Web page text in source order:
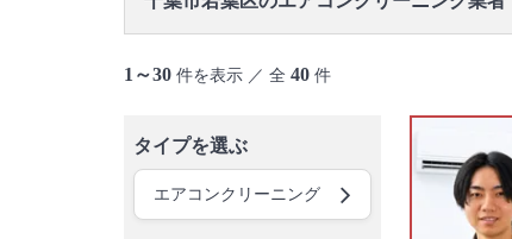
1～30 件を表示 ／ 全 40 件
タイプを選ぶ
エアコンクリーニング